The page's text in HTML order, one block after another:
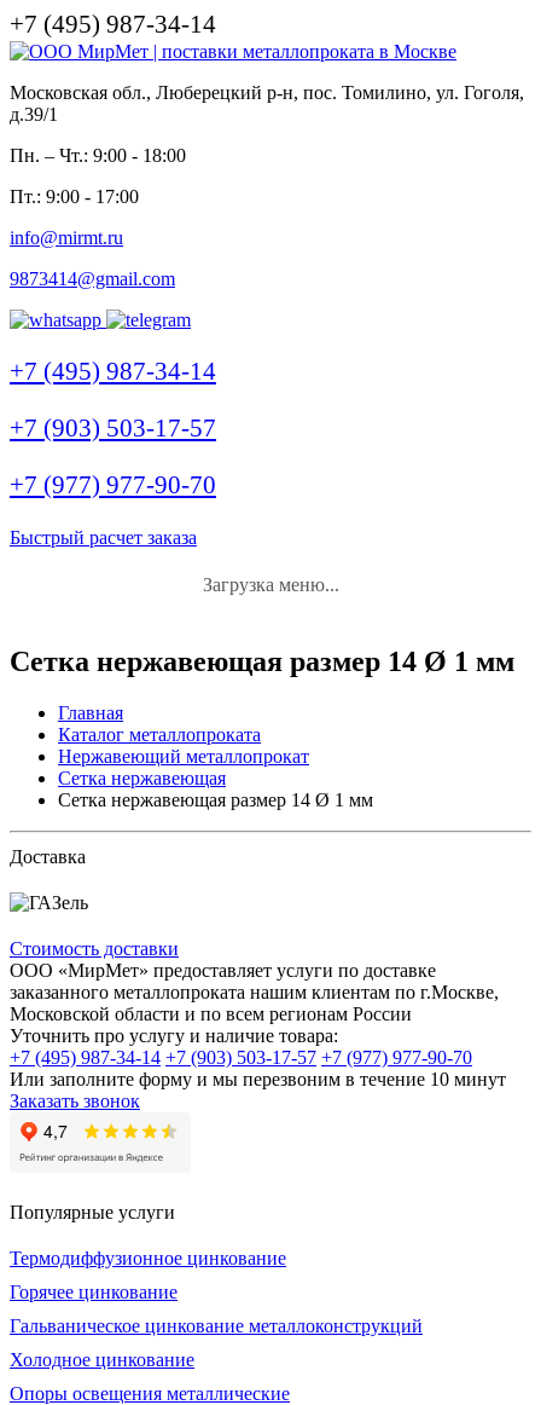
+7 (495) 987-34-14
Московская обл., Люберецкий р-н, пос. Томилино, ул. Гоголя,
д.39/1
Пн. – Чт.: 9:00 - 18:00
Пт.: 9:00 - 17:00
info@mirmt.ru
9873414@gmail.com
+7 (495) 987-34-14
+7 (903) 503-17-57
+7 (977) 977-90-70
Быстрый расчет заказа
Загрузка меню...
Сетка нержавеющая размер 14 Ø 1 мм
Главная
Каталог металлопроката
Нержавеющий металлопрокат
Сетка нержавеющая
Сетка нержавеющая размер 14 Ø 1 мм
Доставка
Стоимость доставки
ООО «МирМет» предоставляет услуги по доставке
заказанного металлопроката нашим клиентам по г.Москве,
Московской области и по всем регионам России
Уточнить про услугу и наличие товара:
+7 (495) 987-34-14 +7 (903) 503-17-57 +7 (977) 977-90-70
Или заполните форму и мы перезвоним в течение 10 минут
Заказать звонок
Популярные услуги
Термодиффузионное цинкование
Горячее цинкование
Гальваническое цинкование металлоконструкций
Холодное цинкование
Опоры освещения металлические